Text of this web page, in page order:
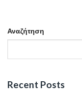
Αναζήτηση
Recent Posts